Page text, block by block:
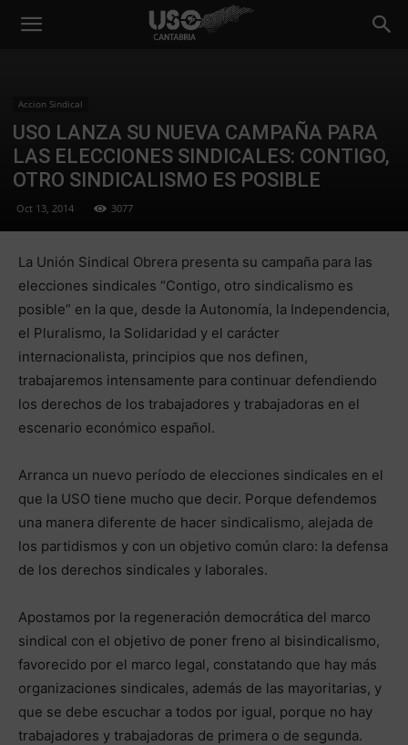
Accion Sindical
USO LANZA SU NUEVA CAMPAÑA PARA
LAS ELECCIONES SINDICALES: CONTIGO,
OTRO SINDICALISMO ES POSIBLE
Oct 13, 2014 3077
La Unión Sindical Obrera presenta su campaña para las
elecciones sindicales “Contigo, otro sindicalismo es
posible” en la que, desde la Autonomía, la Independencia,
el Pluralismo, la Solidaridad y el carácter
internacionalista, principios que nos definen,
trabajaremos intensamente para continuar defendiendo
los derechos de los trabajadores y trabajadoras en el
escenario económico español.
Arranca un nuevo período de elecciones sindicales en el
que la USO tiene mucho que decir. Porque defendemos
una manera diferente de hacer sindicalismo, alejada de
los partidismos y con un objetivo común claro: la defensa
de los derechos sindicales y laborales.
Apostamos por la regeneración democrática del marco
sindical con el objetivo de poner freno al bisindicalismo,
favorecido por el marco legal, constatando que hay más
organizaciones sindicales, además de las mayoritarias, y
que se debe escuchar a todos por igual, porque no hay
trabajadores y trabajadoras de primera o de segunda.